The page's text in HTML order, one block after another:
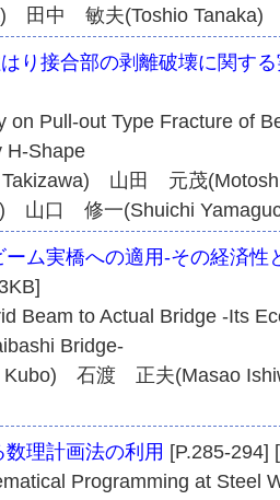
田中 敏夫(Toshio
り接合部の剥離破壊に関す
on Pull-out Type Fracture of
H-Shape
山田 元茂
山口 修一(Shuichi
ム実橋への適用-その経済性
Beam to Actual Bridge -Its
Bridge-
Kubo) 石渡 正夫(Masao
理計画法の利用 [P.285-294]
Programming at Steel